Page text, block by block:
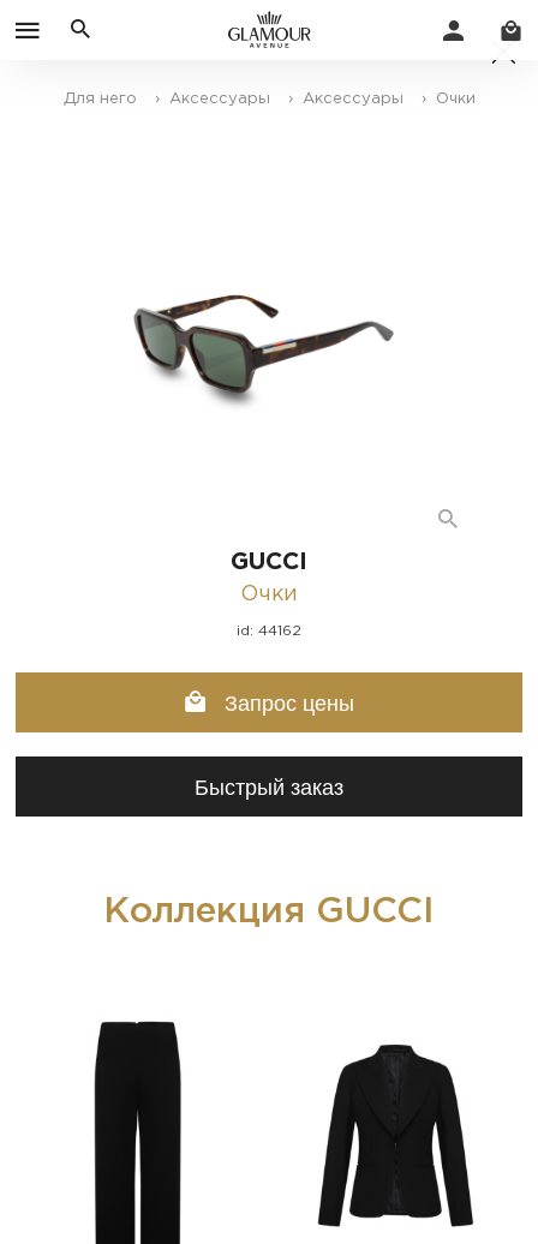
Для него › Аксессуары › Аксессуары › Очки
GUCCI
Очки
id: 44162
Запрос цены
Быстрый заказ
Коллекция GUCCI